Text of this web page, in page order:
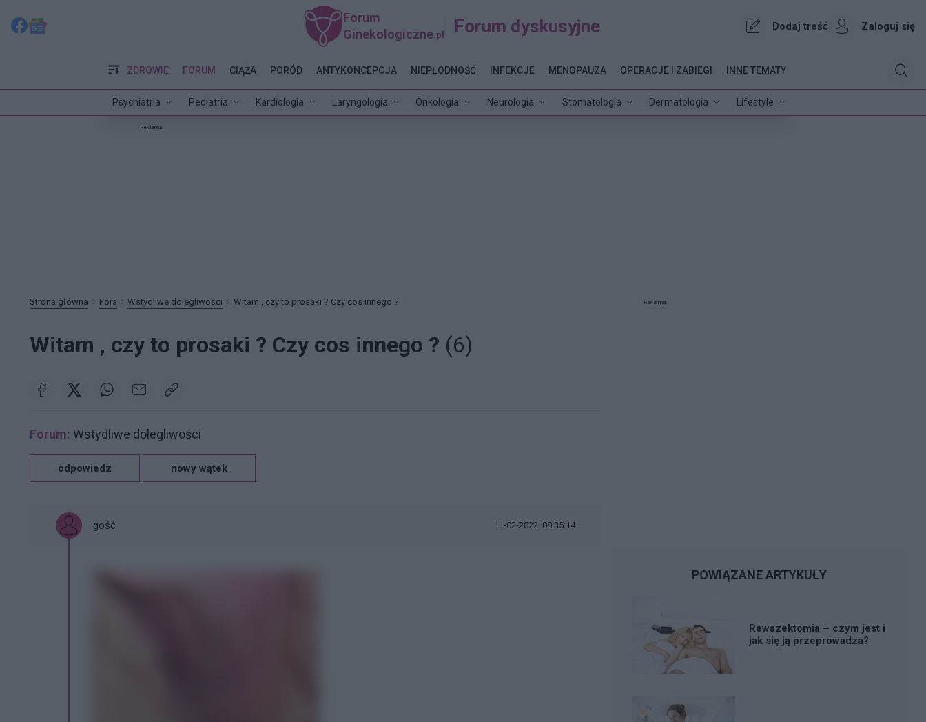
Forum
Ginekologiczne .pl Forum dyskusyjne Dodaj treść Zaloguj się
ZDROWIE
Psychiatria Pediatria Kardiologia Laryngologia Onkologia Neurologia Stomatologia Dermatologia Lifestyle
FORUM CIĄŻA PORÓD ANTYKONCEPCJA NIEPŁODNOŚĆ INFEKCJE MENOPAUZA OPERACJE I ZABIEGI INNE TEMATY
Reklama:
Strona główna Fora Wstydliwe dolegliwości Witam , czy to prosaki ? Czy cos innego ?
Witam , czy to prosaki ? Czy cos innego ? (6)
Forum: Wstydliwe dolegliwości
odpowiedz nowy wątek
gość 11-02-2022, 08:35:14
Reklama:
POWIĄZANE ARTYKUŁY
Rewazektomia – czym jest i
jak się ją przeprowadza?